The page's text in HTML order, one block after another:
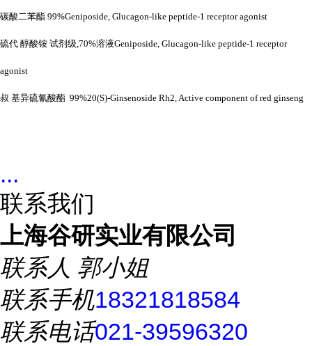
碳酸二苯酯 99%Geniposide, Glucagon-like peptide-1 receptor agonist
硫代 醇酸铵 试剂级,70%溶液Geniposide, Glucagon-like peptide-1 receptor
agonist
叔 基异硫氰酸酯 99%20(S)-Ginsenoside Rh2, Active component of red ginseng
...
联系我们
上海谷研实业有限公司
联系人 郭小姐
联系手机18321818584
联系电话021-39596320